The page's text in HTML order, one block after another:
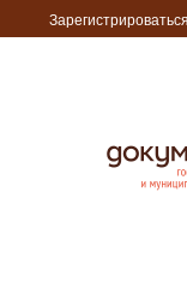
Зарегистрироваться